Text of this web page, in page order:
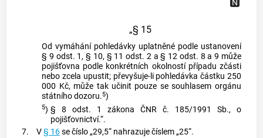
„§ 15
Od vymáhání pohledávky uplatněné podle ustanovení
§ 9 odst. 1, § 10, § 11 odst. 2 a § 12 odst. 8 a 9 může
pojišťovna podle konkrétních okolností případu zčásti
nebo zcela upustit; převyšuje-li pohledávka částku 250
000 Kč, může tak učinit pouze se souhlasem orgánu
státního dozoru.5)
5) § 8 odst. 1 zákona ČNR č. 185/1991 Sb., o
pojišťovnictví.“.
7.
V§ 16se číslo „29,5“ nahrazuje číslem „25“.